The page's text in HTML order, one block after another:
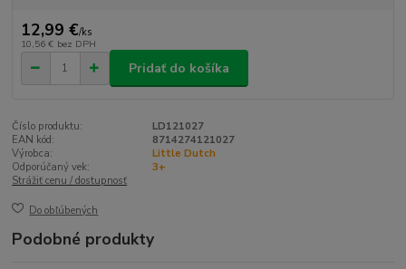
12,99 €/ks
10,56 € bez DPH
Pridať do košíka
Číslo produktu:
LD121027
EAN kód:
8714274121027
Výrobca:
Little Dutch
Odporúčaný vek:
3+
Strážiť cenu / dostupnosť
Do obľúbených
Podobné produkty